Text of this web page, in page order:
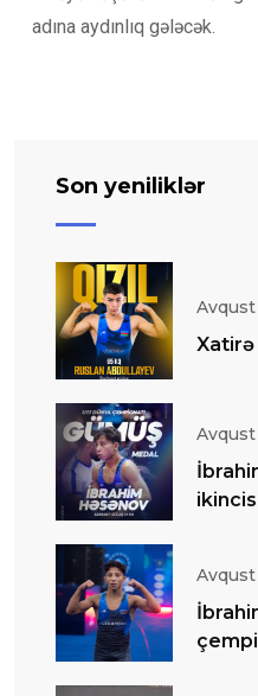
adına aydınlıq gələcək.
Son yeniliklər
Avqust